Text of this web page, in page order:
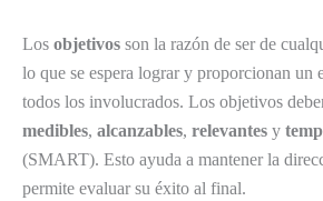
Los objetivos son la razón de ser de
lo que se espera lograr y proporcionan un
todos los involucrados. Los objetivos
medibles, alcanzables, relevantes y
(SMART). Esto ayuda a mantener la
permite evaluar su éxito al final.